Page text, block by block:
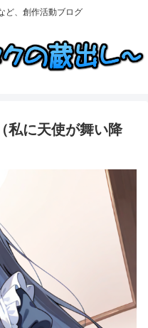
ど、創作活動ブログ
私に天使が舞い降